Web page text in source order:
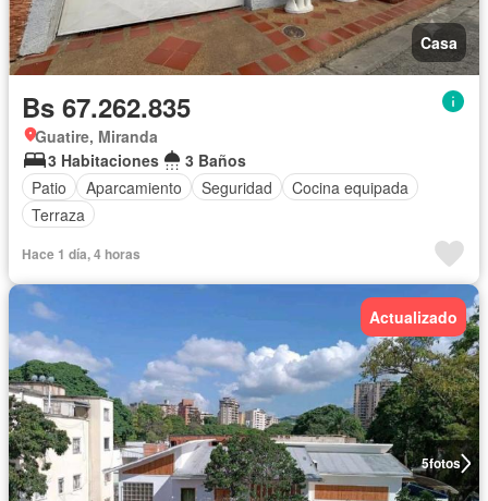
Casa
Bs 67.262.835
Guatire, Miranda
3 Habitaciones
3 Baños
Patio
Aparcamiento Seguridad
Cocina equipada
Terraza
Hace 1 día, 4 horas
5fotos
Actualizado